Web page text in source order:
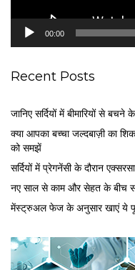
00:00
Recent Posts
जानिए सर्दियों में बीमारियों से
क्या आपका बच्चा जल्दबाज़ी का
को समझें
सर्द‍ियों में प्रेगनेंसी के दौरान
नए साल से काम और सेहत के बीच
मेंस्ट्रुअल फेज के अनुसार खाएं ये